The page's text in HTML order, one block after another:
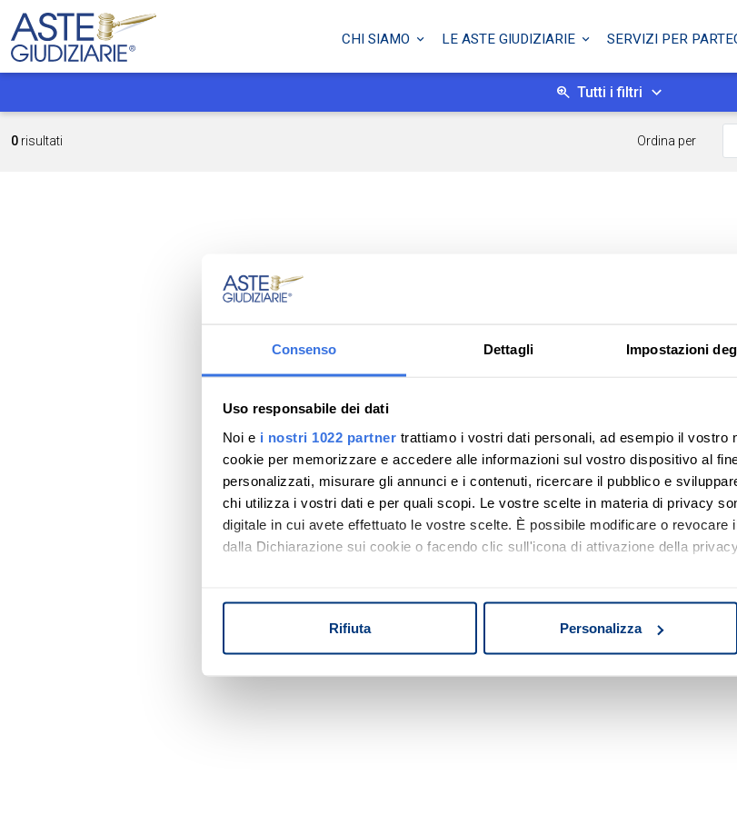
Consenso Dettagli Impostazioni
Uso responsabile dei dati
Noi e i nostri 1022 partner trattiamo i vostri dati personali, ad esempio il vostro
cookie per memorizzare e accedere alle informazioni sul vostro dispositivo al
personalizzati, misurare gli annunci e i contenuti, ricercare il pubblico e
chi utilizza i vostri dati e per quali scopi. Le vostre scelte in materia di privacy
digitale in cui avete effettuato le vostre scelte. È possibile modificare o revocare
dalla Dichiarazione sui cookie o facendo clic sull'icona di attivazione della
Identificare il tuo dispositivo, scansionandolo attivamente alla ricerca di
digitali).
Rifiuta Personalizza
CHI SIAMO LE ASTE GIUDIZIARIE SERVIZI PER
Tutti i filtri
0 risultati Ordina per
Nessun risultato di
Prova a modificare o rimuovere
a cambiare l'area di ricerca.